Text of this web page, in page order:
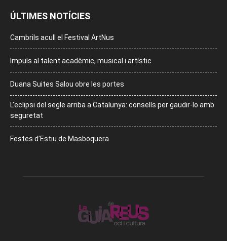
ÚLTIMES NOTÍCIES
Cambrils acull el Festival ArtNus
Impuls al talent acadèmic, musical i artístic
Duana Suites Salou obre les portes
L’eclipsi del segle arriba a Catalunya: consells per gaudir-lo amb
seguretat
Festes d’Estiu de Masboquera